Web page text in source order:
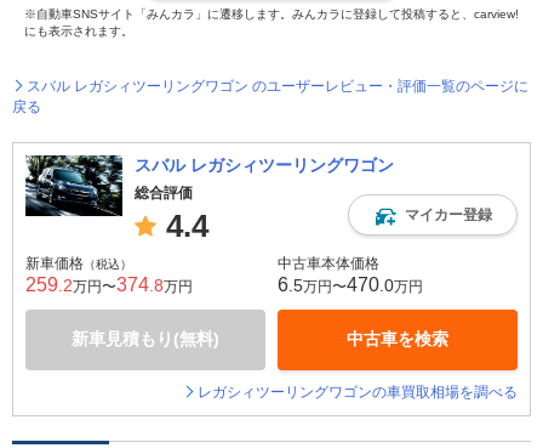
※自動車SNSサイト「みんカラ」に遷移します。みんカラに登録して投稿すると、carview!
にも表示されます。
スバル レガシィツーリングワゴン のユーザーレビュー・評価一覧のページに
戻る
スバル レガシィツーリングワゴン
総合評価
4.4 マイカー登録
新車価格 （税込）
259 .2万円〜374 .8万円
新車見積もり(無料)
中古車本体価格
6 .5万円〜470 .0万円
中古車を検索
レガシィツーリングワゴンの車買取相場を調べる